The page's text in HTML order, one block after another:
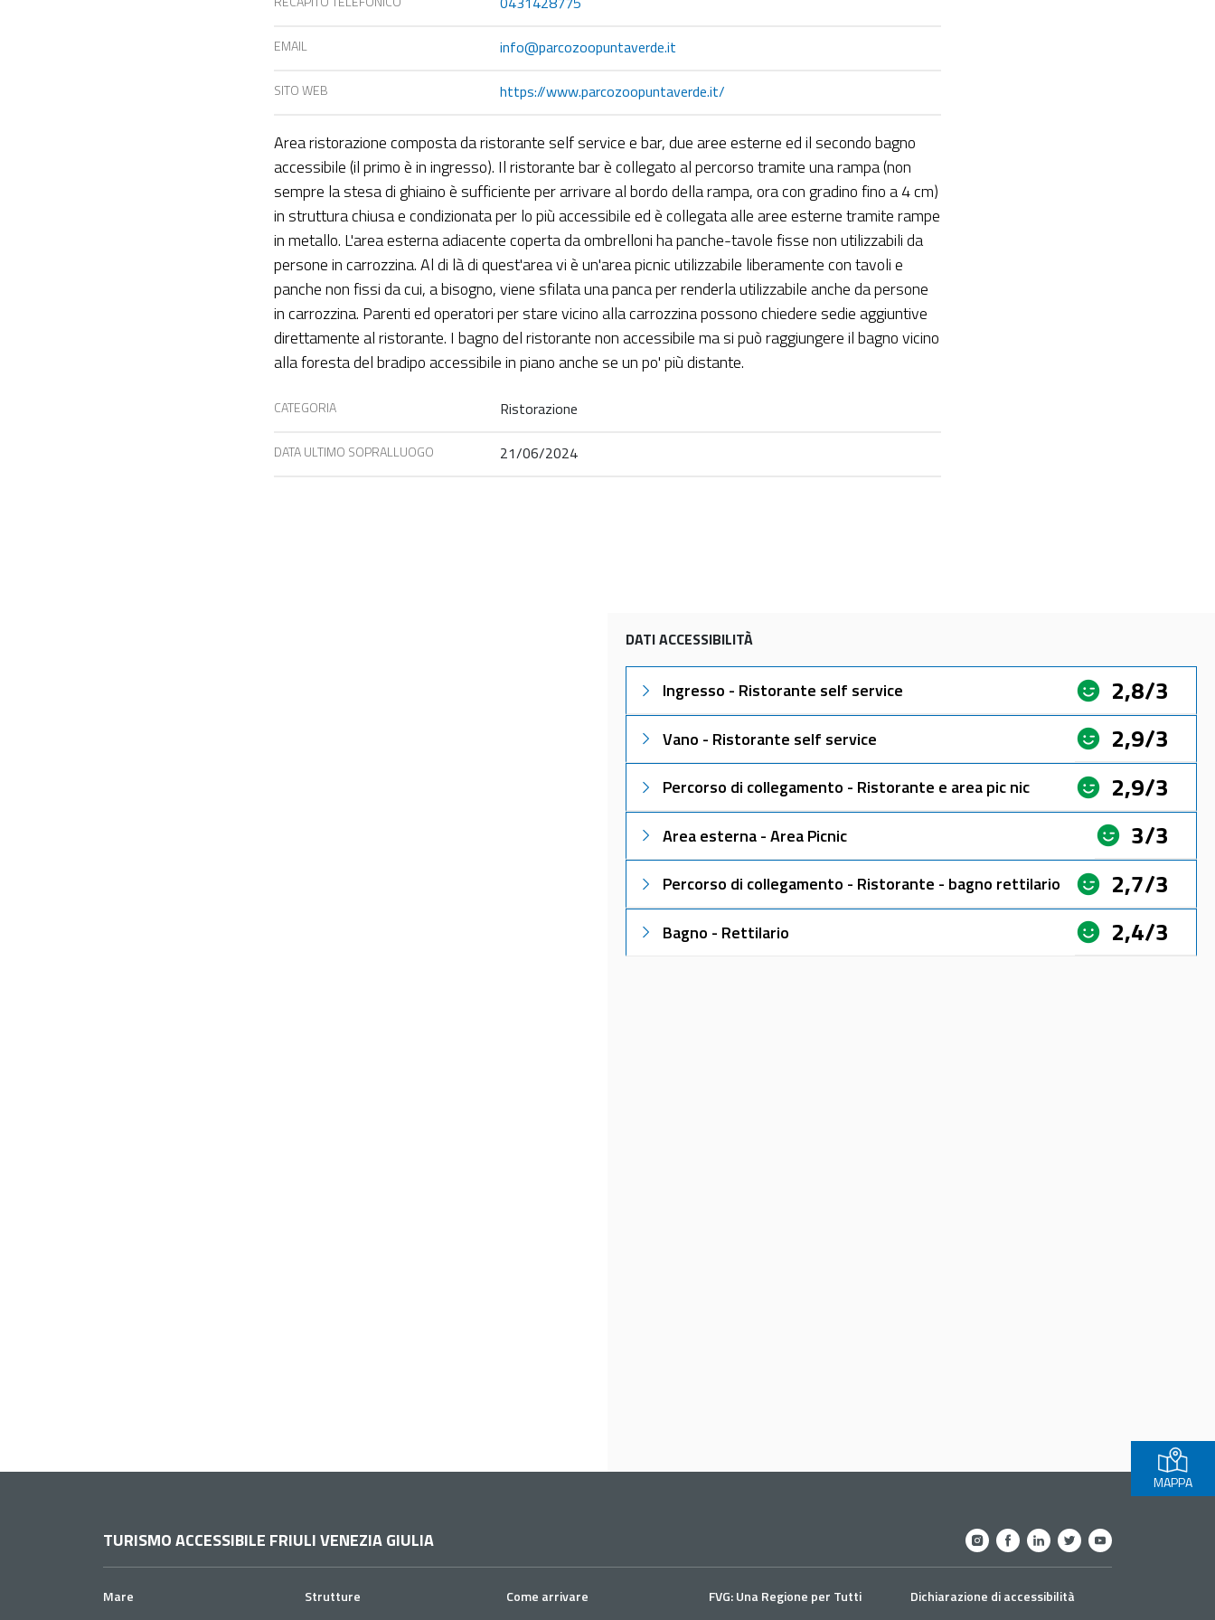
MAPPA
EMAIL info@parcozoopuntaverde.it
SITO WEB https://www.parcozoopuntaverde.it/
Area ristorazione composta da ristorante self service e bar, due aree esterne ed il secondo bagno
accessibile (il primo è in ingresso). Il ristorante bar è collegato al percorso tramite una rampa (non
sempre la stesa di ghiaino è sufficiente per arrivare al bordo della rampa, ora con gradino fino a 4 cm)
in struttura chiusa e condizionata per lo più accessibile ed è collegata alle aree esterne tramite rampe
in metallo. L'area esterna adiacente coperta da ombrelloni ha panche-tavole fisse non utilizzabili da
persone in carrozzina. Al di là di quest'area vi è un'area picnic utilizzabile liberamente con tavoli e
panche non fissi da cui, a bisogno, viene sfilata una panca per renderla utilizzabile anche da persone
in carrozzina. Parenti ed operatori per stare vicino alla carrozzina possono chiedere sedie aggiuntive
direttamente al ristorante. I bagno del ristorante non accessibile ma si può raggiungere il bagno vicino
alla foresta del bradipo accessibile in piano anche se un po' più distante.
CATEGORIA Ristorazione
DATA ULTIMO SOPRALLUOGO 21/06/2024
DATI ACCESSIBILITÀ
Ingresso - Ristorante self service 2,8/3
Vano - Ristorante self service 2,9/3
Percorso di collegamento - Ristorante e area pic nic 2,9/3
Area esterna - Area Picnic 3/3
Percorso di collegamento - Ristorante - bagno rettilario 2,7/3
Bagno - Rettilario 2,4/3
TURISMO ACCESSIBILE FRIULI VENEZIA GIULIA
Mare
Strutture
Come arrivare
FVG: Una Regione per Tutti
Dichiarazione di accessibilità